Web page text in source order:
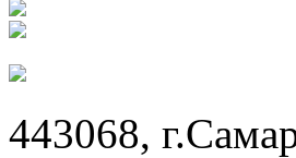
443068,